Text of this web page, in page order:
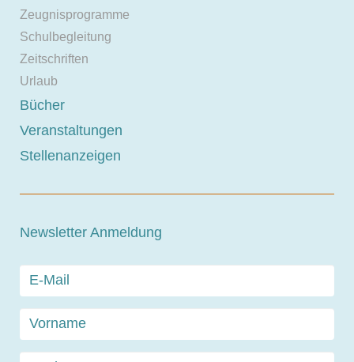
Zeugnisprogramme
Schulbegleitung
Zeitschriften
Urlaub
Bücher
Veranstaltungen
Stellenanzeigen
Newsletter Anmeldung